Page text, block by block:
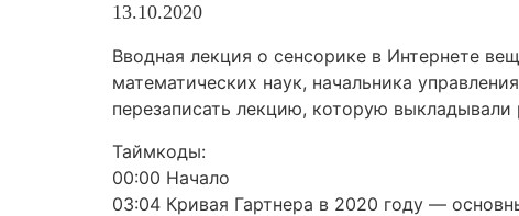
13.10.2020
Вводная лекция о сенсорике в Интернете
математических наук, начальника
перезаписать лекцию, которую
Таймкоды:
00:00 Начало
03:04 Кривая Гартнера в 2020 году —